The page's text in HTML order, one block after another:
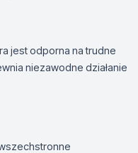
jest odporna na trudne
niezawodne działanie